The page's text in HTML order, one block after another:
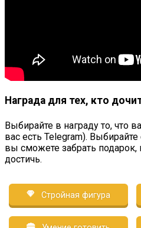
Награда для тех, кто
Выбирайте в награду то, что
вас есть Telegram).
вы сможете забрать
достичь.
Стройная фигура